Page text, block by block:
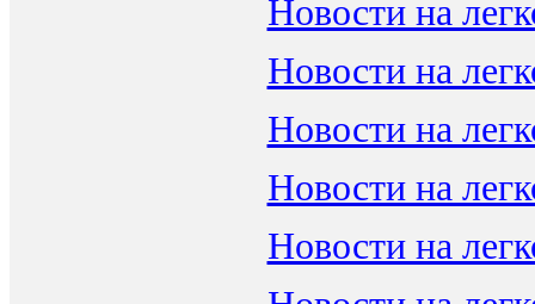
Новости на
Новости на
Новости на
Новости на
Новости на